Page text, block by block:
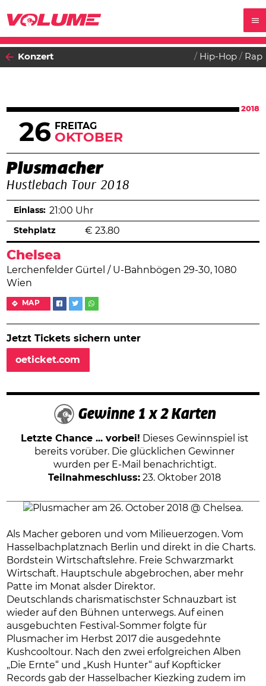
Konzert Hip-Hop Rap
2018
26 FREITAG
OKTOBER
Plusmacher
Hustlebach Tour 2018
Chelsea
Lerchenfelder Gürtel / U-Bahnbögen 29-30, 1080
Wien
MAP
Jetzt Tickets sichern unter
oeticket.com
Einlass: 21:00 Uhr
Stehplatz € 23.80
Gewinne 1 x 2 Karten
Letzte Chance ... vorbei! Dieses Gewinnspiel ist
bereits vorüber. Die glücklichen Gewinner
wurden per E-Mail benachrichtigt.
Teilnahmeschluss: 23. Oktober 2018
Als Macher geboren und vom Milieuerzogen. Vom
Hasselbachplatznach Berlin und direkt in die Charts.
Bordstein Wirtschaftslehre. Freie Schwarzmarkt
Wirtschaft. Hauptschule abgebrochen, aber mehr
Patte im Monat alsder Direktor.
Deutschlands charismatischster Schnauzbart ist
wieder auf den Bühnen unterwegs. Auf einen
ausgebuchten Festival-Sommer folgte für
Plusmacher im Herbst 2017 die ausgedehnte
Kushcooltour. Nach den zwei erfolgreichen Alben
„Die Ernte“ und „Kush Hunter“ auf Kopfticker
Records gab der Hasselbacher Kiezking zudem im